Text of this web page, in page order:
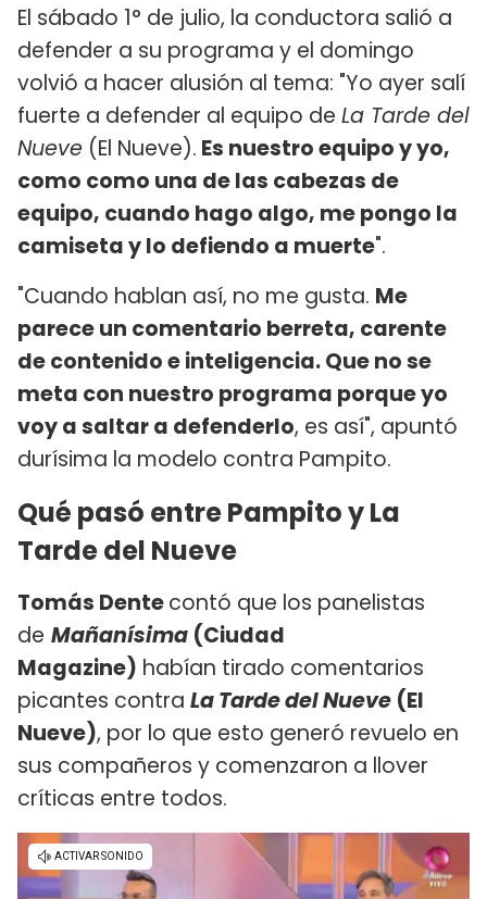
El sábado 1° de julio, la conductora salió a
defender a su programa y el domingo
volvió a hacer alusión al tema: "Yo ayer salí
fuerte a defender al equipo de La Tarde del
Nueve (El Nueve). Es nuestro equipo y yo,
como como una de las cabezas de
equipo, cuando hago algo, me pongo la
camiseta y lo defiendo a muerte".
"Cuando hablan así, no me gusta. Me
parece un comentario berreta, carente
de contenido e inteligencia. Que no se
meta con nuestro programa porque yo
voy a saltar a defenderlo, es así", apuntó
durísima la modelo contra Pampito.
Qué pasó entre Pampito y La
Tarde del Nueve
Tomás Dentecontó que los panelistas
de Mañanísima (Ciudad
Magazine) habían tirado comentarios
picantes contra La Tarde del Nueve (El
Nueve), por lo que esto generó revuelo en
sus compañeros y comenzaron a llover
críticas entre todos.